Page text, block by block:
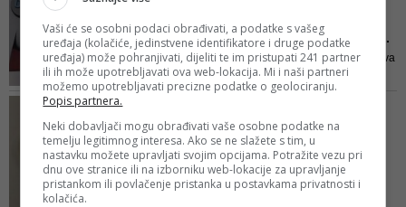
automatski postao Alija ...
Zašto se Nadzorni odbor i Uprava
TVSA izvinjava porodici
Izetbegović kada strip ilustracija
Izetbegovića
OD AUTORA TRAŽI JAVNO
IZVINJENJE
Mi nikada i nikome nismo
ograničavali slobodu
Vaši će se osobni podaci obrađivati, a podatke s vašeg
uređaja (kolačiće, jedinstvene identifikatore i druge podatke
uređaja) može pohranjivati, dijeliti te im pristupati 241 partner
ili ih može upotrebljavati ova web-lokacija. Mi i naši partneri
možemo upotrebljavati precizne podatke o geolociranju.
Popis partnera.
Neki dobavljači mogu obrađivati vaše osobne podatke na
temelju legitimnog interesa. Ako se ne slažete s tim, u
nastavku možete upravljati svojim opcijama. Potražite vezu pri
dnu ove stranice ili na izborniku web-lokacije za upravljanje
pristankom ili povlačenje pristanka u postavkama privatnosti i
kolačića.